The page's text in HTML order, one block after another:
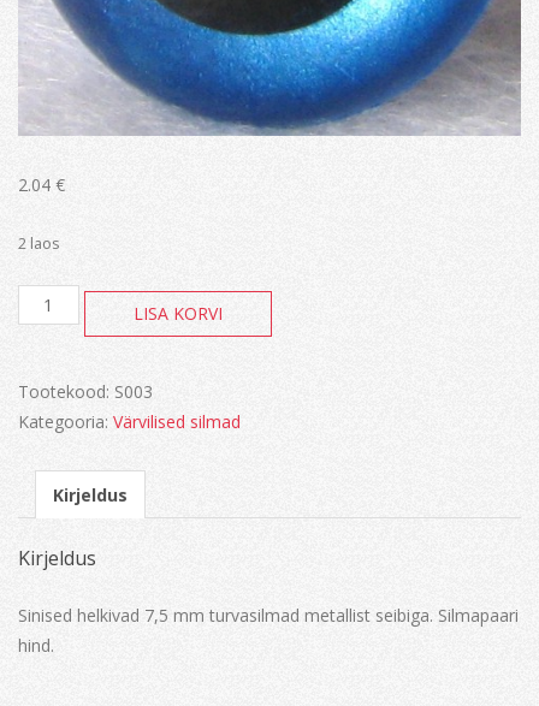
2.04 €
2 laos
Sinised
silmad
LISA KORVI
Tootekood: S003
Kategooria: Värvilised silmad
Kirjeldus
Kirjeldus
Sinised helkivad 7,5 mm turvasilmad metallist seibiga. Silmapaari
hind.